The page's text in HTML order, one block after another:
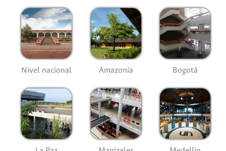
Nivel nacional Amazonía Bogotá